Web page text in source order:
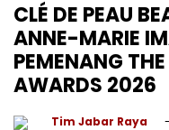
CLÉ DE PEAU
ANNE-MARIE
PEMENANG
AWARDS 2026
Tim Jabar Raya